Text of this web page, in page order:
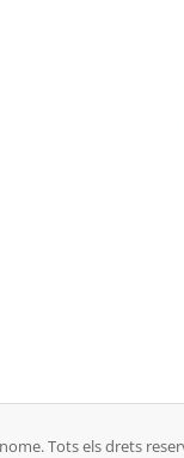
Tots els drets